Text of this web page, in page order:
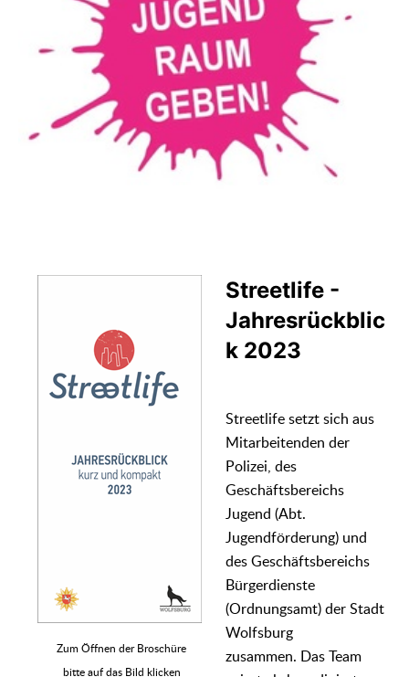
Zum Öffnen der Broschüre
bitte auf das Bild klicken
Streetlife -
Jahresrückblic
k 2023
Streetlife setzt sich aus
Mitarbeitenden der
Polizei, des
Geschäftsbereichs
Jugend (Abt.
Jugendförderung) und
des Geschäftsbereichs
Bürgerdienste
(Ordnungsamt) der Stadt
Wolfsburg
zusammen. Das Team